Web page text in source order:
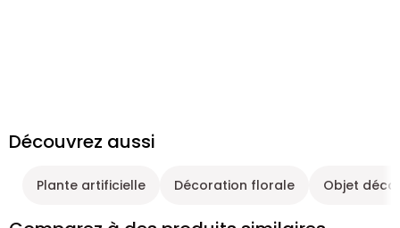
Découvrez aussi
Plante artificielle Décoration florale Objet